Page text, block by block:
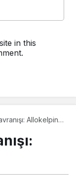
in this
Allokelping